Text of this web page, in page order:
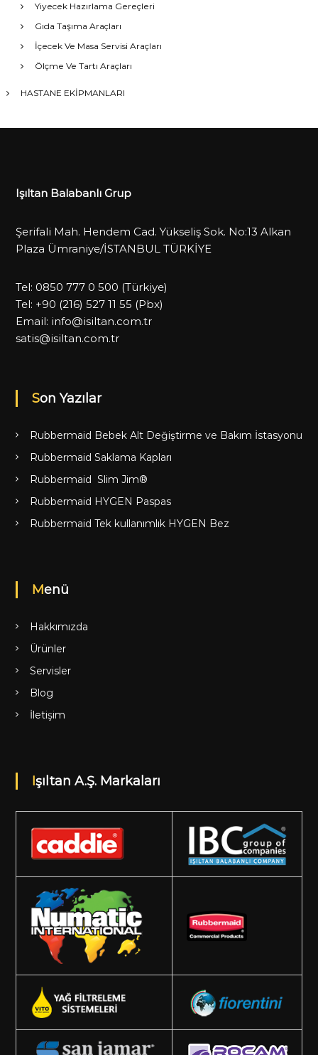
Yiyecek Hazırlama Gereçleri
Gıda Taşıma Araçları
İçecek Ve Masa Servisi Araçları
Ölçme Ve Tartı Araçları
HASTANE EKİPMANLARI
Işıltan Balabanlı Grup
Şerifali Mah. Hendem Cad. Yükseliş Sok. No:13 Alkan
Plaza Ümraniye/İSTANBUL TÜRKİYE
Tel: 0850 777 0 500 (Türkiye)
Tel: +90 (216) 527 11 55 (Pbx)
Email: info@isiltan.com.tr
satis@isiltan.com.tr
Son Yazılar
Rubbermaid Bebek Alt Değiştirme ve Bakım İstasyonu
Rubbermaid Saklama Kapları
Rubbermaid Slim Jim®
Rubbermaid HYGEN Paspas
Rubbermaid Tek kullanımlık HYGEN Bez
Menü
Hakkımızda
Ürünler
Servisler
Blog
İletişim
Işıltan A.Ş. Markaları